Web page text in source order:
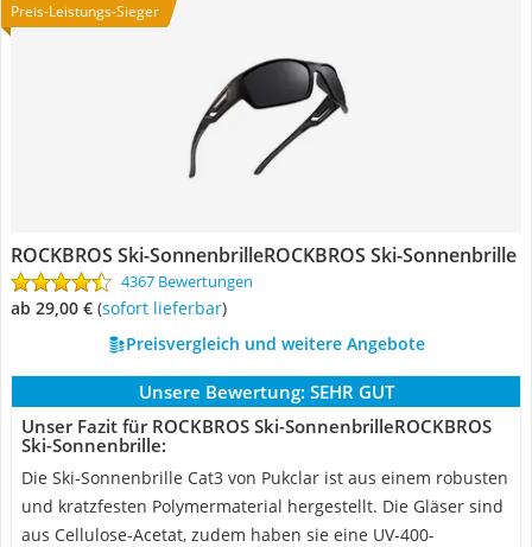
Preis-Leistungs-Sieger
ROCKBROS Ski-SonnenbrilleROCKBROS Ski-Sonnenbrille
4367 Bewertungen
ab 29,00 € ( Sofort lieferbar)
Preisvergleich und weitere Angebote
Unsere Bewertung: SEHR GUT
Unser Fazit für ROCKBROS Ski-SonnenbrilleROCKBROS
Ski-Sonnenbrille:
Die Ski-Sonnenbrille Cat3 von Pukclar ist aus einem robusten
und kratzfesten Polymermaterial hergestellt. Die Gläser sind
aus Cellulose-Acetat, zudem haben sie eine UV-400-